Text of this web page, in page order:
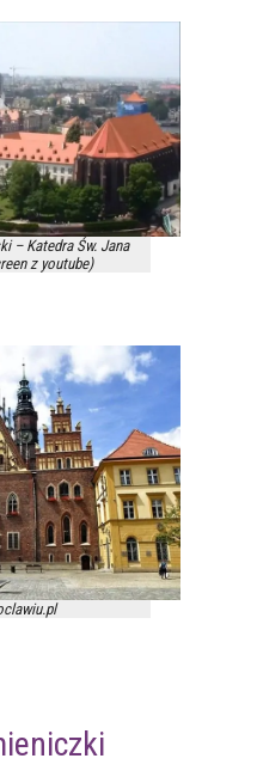
– Katedra Św. Jana
z youtube)